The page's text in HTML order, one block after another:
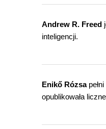
Andrew R. Freed
inteligencji.
Enikő Rózsa
opublikowała